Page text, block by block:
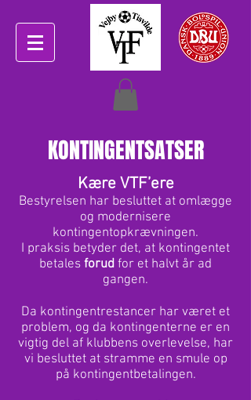
KONTINGENTSATSER
Kære VTF’ere
Bestyrelsen har besluttet at omlægge
og modernisere
kontingentopkrævningen.
I praksis betyder det, at kontingentet
betales forud for et halvt år ad
gangen.
Da kontingentrestancer har været et
problem, og da kontingenterne er en
vigtig del af klubbens overlevelse, har
vi besluttet at stramme en smule op
på kontingentbetalingen.